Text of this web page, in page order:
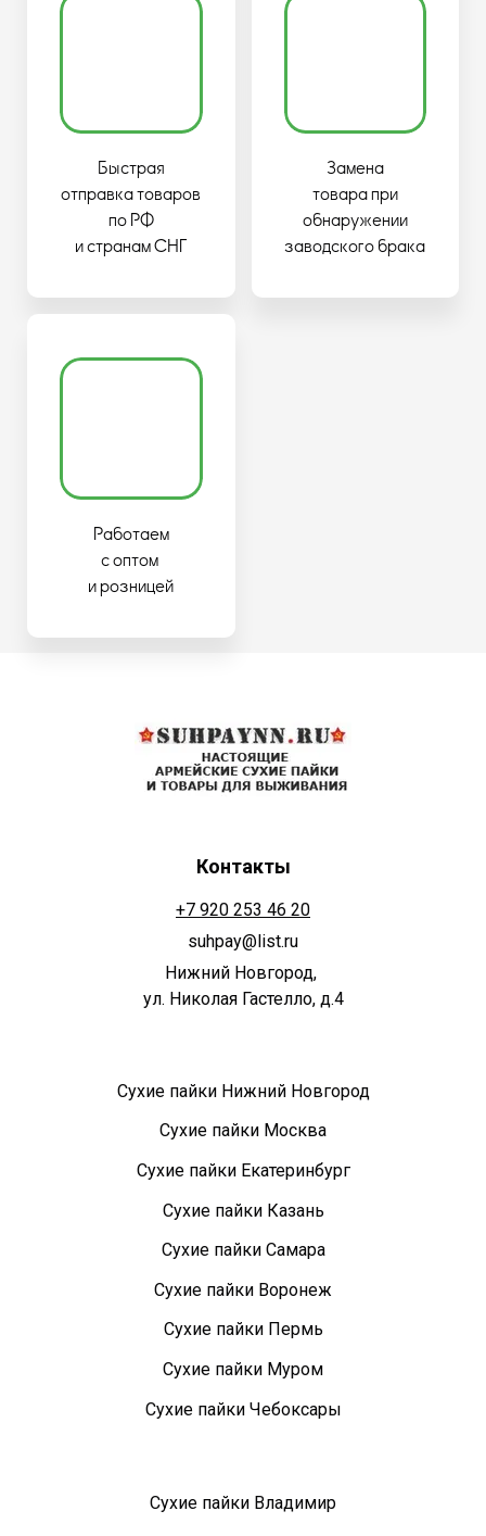
Быстрая
отправка товаров
по РФ
и странам СНГ
Замена
товара при
обнаружении
заводского брака
Работаем
с оптом
и розницей
Контакты
+7 920 253 46 20
suhpay@list.ru
Нижний Новгород,
ул. Николая Гастелло, д.4
Сухие пайки Нижний Новгород
Сухие пайки Москва
Сухие пайки Екатеринбург
Сухие пайки Казань
Сухие пайки Самара
Сухие пайки Воронеж
Сухие пайки Пермь
Сухие пайки Муром
Сухие пайки Чебоксары
Сухие пайки Владимир